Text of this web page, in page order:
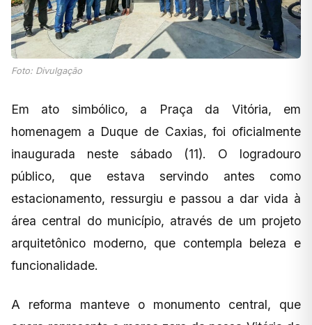
Foto: Divulgação
Em ato simbólico, a Praça da Vitória, em
homenagem a Duque de Caxias, foi oficialmente
inaugurada neste sábado (11). O logradouro
público, que estava servindo antes como
estacionamento, ressurgiu e passou a dar vida à
área central do município, através de um projeto
arquitetônico moderno, que contempla beleza e
funcionalidade.
A reforma manteve o monumento central, que